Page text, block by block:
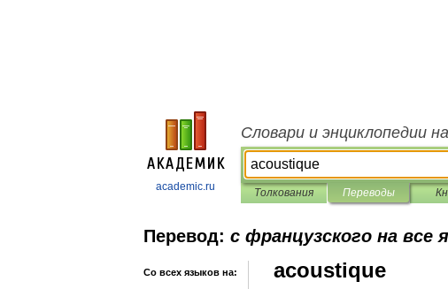
academic.ru
Словари и энциклопедии
Толкования Переводы
Перевод: с французского на все
Со всех языков на: acoustique